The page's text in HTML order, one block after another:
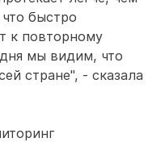
быстро
к повторному
мы видим, что
стране", - сказала